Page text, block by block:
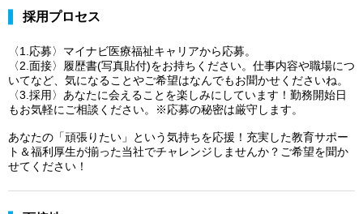
採用プロセス
〈1.応募〉マイナビ医療福祉キャリアから応募。
〈2.面接〉履歴書(写真貼付)をお持ちください。仕事内容や職場につ
いてなど、気になることやご希望はなんでもお聞かせくださいね。
〈3.採用〉あなたに会えることを楽しみにしています！勤務開始日
もお気軽にご相談ください。※応募の秘密は厳守します。
あなたの「頑張りたい」という気持ちを応援！充実した教育サポー
ト＆福利厚生が揃った当社でチャレンジしませんか？ご希望を聞か
せてください！